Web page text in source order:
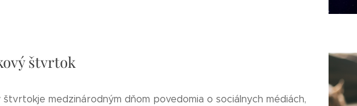
štvrtok
štvrtokje medzinárodným dňom povedomia o sociálnych médiách,